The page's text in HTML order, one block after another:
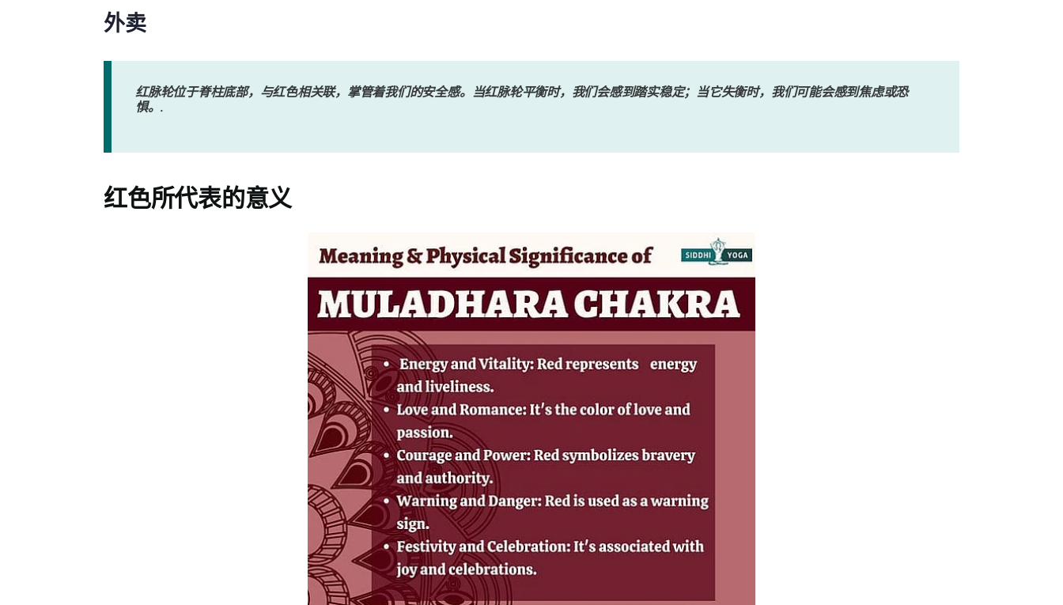
外卖
红脉轮位于脊柱底部，与红色相关联，掌管着我们的安全感。当红脉轮平衡时，我们会感到踏实稳定；当它失衡时，我们可能会感到焦虑或恐
惧。.
红色所代表的意义